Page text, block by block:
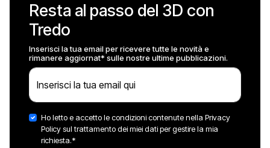
Resta al passo del 3D con
Tredo
Inserisci la tua email per ricevere tutte le novità e
rimanere aggiornat* sulle nostre ultime pubblicazioni.
Inserisci la tua email qui
Ho letto e accetto le condizioni contenute nella Privacy
Policy sul trattamento dei miei dati per gestire la mia
richiesta.*